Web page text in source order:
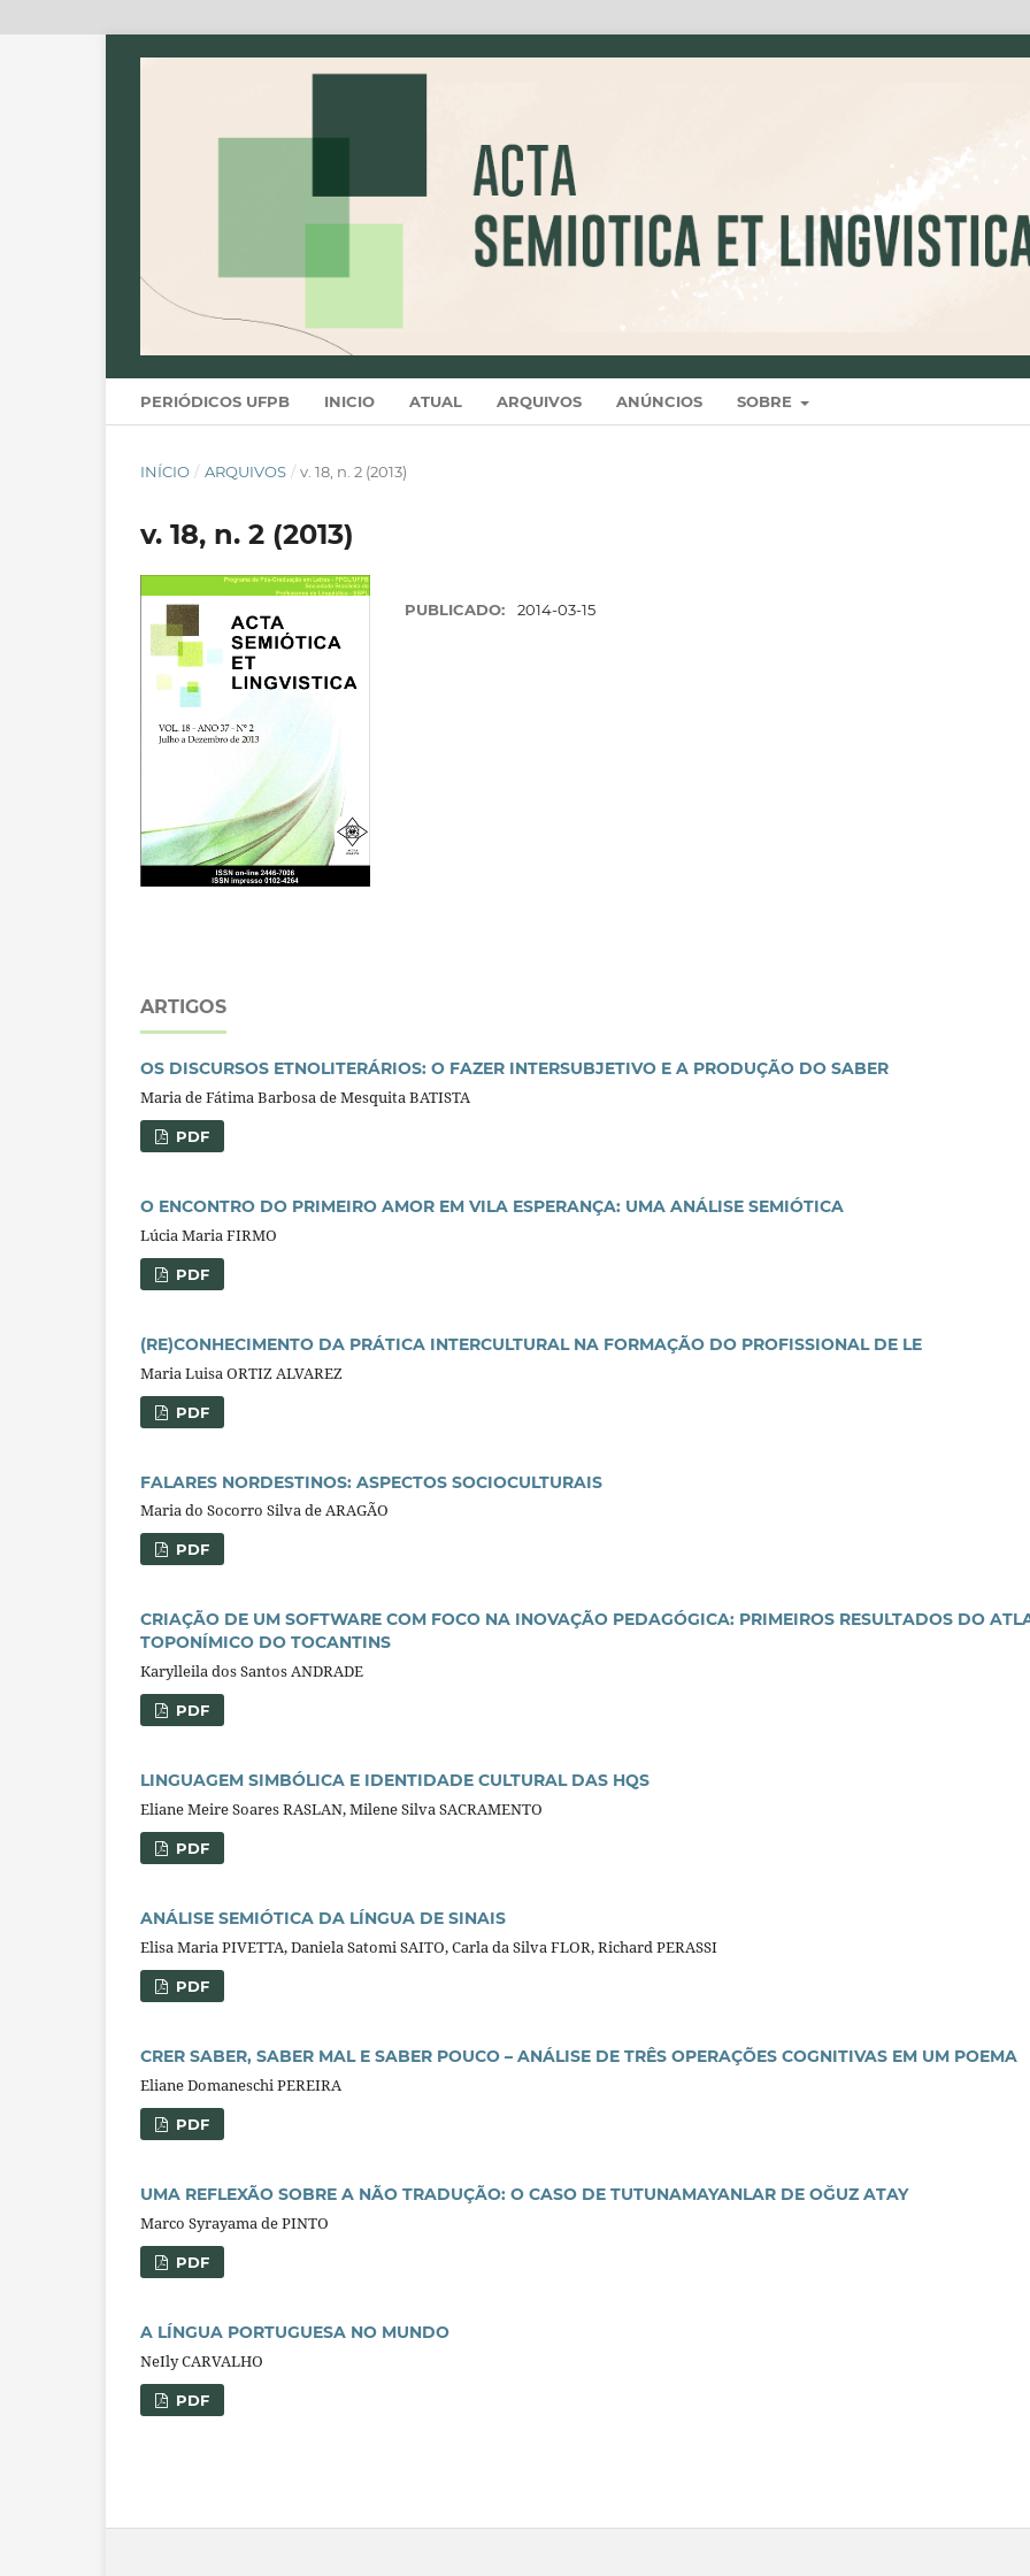
PERIÓDICOS UFPB INICIO ATUAL ARQUIVOS ANÚNCIOS SOBRE
INÍCIO / ARQUIVOS / v. 18, n. 2 (2013)
v. 18, n. 2 (2013)
PUBLICADO: 2014-03-15
ARTIGOS
OS DISCURSOS ETNOLITERÁRIOS: O FAZER INTERSUBJETIVO E A PRODUÇÃO DO SABER
Maria de Fátima Barbosa de Mesquita BATISTA
PDF
O ENCONTRO DO PRIMEIRO AMOR EM VILA ESPERANÇA: UMA ANÁLISE SEMIÓTICA
Lúcia Maria FIRMO
PDF
(RE)CONHECIMENTO DA PRÁTICA INTERCULTURAL NA FORMAÇÃO DO PROFISSIONAL DE LE
Maria Luisa ORTIZ ALVAREZ
PDF
FALARES NORDESTINOS: ASPECTOS SOCIOCULTURAIS
Maria do Socorro Silva de ARAGÃO
PDF
CRIAÇÃO DE UM SOFTWARE COM FOCO NA INOVAÇÃO PEDAGÓGICA: PRIMEIROS RESULTADOS DO
TOPONÍMICO DO TOCANTINS
Karylleila dos Santos ANDRADE
PDF
LINGUAGEM SIMBÓLICA E IDENTIDADE CULTURAL DAS HQS
Eliane Meire Soares RASLAN, Milene Silva SACRAMENTO
PDF
ANÁLISE SEMIÓTICA DA LÍNGUA DE SINAIS
Elisa Maria PIVETTA, Daniela Satomi SAITO, Carla da Silva FLOR, Richard PERASSI
PDF
CRER SABER, SABER MAL E SABER POUCO – ANÁLISE DE TRÊS OPERAÇÕES COGNITIVAS EM UM POEMA
Eliane Domaneschi PEREIRA
PDF
UMA REFLEXÃO SOBRE A NÃO TRADUÇÃO: O CASO DE TUTUNAMAYANLAR DE OĞUZ ATAY
Marco Syrayama de PINTO
PDF
A LÍNGUA PORTUGUESA NO MUNDO
NeIly CARVALHO
PDF